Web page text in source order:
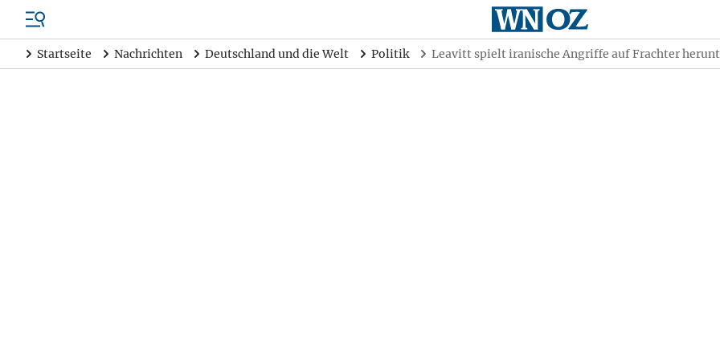
Startseite Nachrichten Deutschland und die Welt Politik Leavitt spielt iranische Angriffe auf Frachter